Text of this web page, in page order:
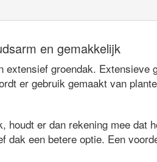
en gemakkelijk
extensief groendak. Extensieve
er gebruik gemaakt van
houdt er dan rekening mee
dak een betere optie. Een